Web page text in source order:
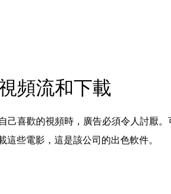
頻流和下載
己喜歡的視頻時，廣告必須令人討厭。
這些電影，這是該公司的出色軟件。